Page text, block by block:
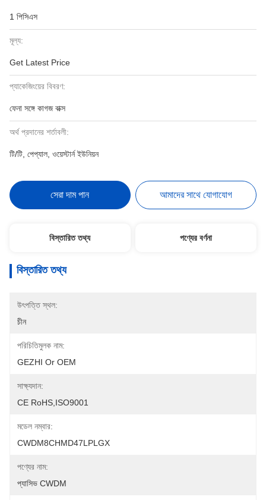
1 পিসিএস
মূল্য:
Get Latest Price
প্যাকেজিংয়ের বিবরণ:
ফেনা সঙ্গে কাগজ বাক্স
অর্থ প্রদানের শর্তাবলী:
টি/টি, পেপ্যাল, ওয়েস্টার্ন ইউনিয়ন
সেরা দাম পান আমাদের সাথে যোগাযোগ
বিস্তারিত তথ্য পণ্যের বর্ণনা
বিস্তারিত তথ্য
উৎপত্তি স্থল:
চীন
পরিচিতিমুলক নাম:
GEZHI Or OEM
সাক্ষ্যদান:
CE RoHS,ISO9001
মডেল নম্বার:
CWDM8CHMD47LPLGX
পণ্যের নাম:
প্যাসিভ CWDM